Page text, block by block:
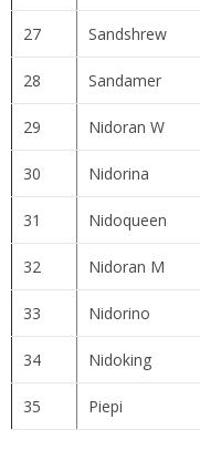
27 Sandshrew
28 Sandamer
29 Nidoran W
30 Nidorina
31 Nidoqueen
32 Nidoran M
33 Nidorino
34 Nidoking
35 Piepi